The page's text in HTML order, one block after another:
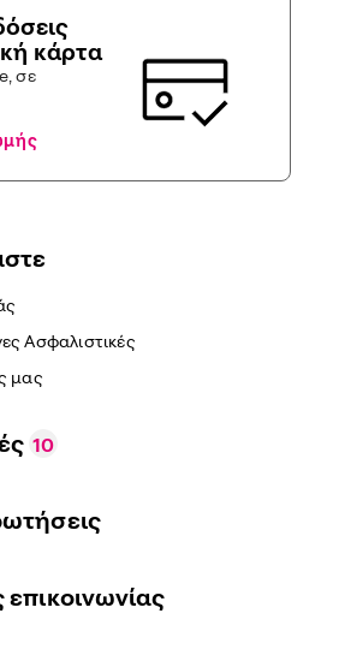
Ασφαλιστικές
μας
10
επικοινωνίας
κάρτα
σε